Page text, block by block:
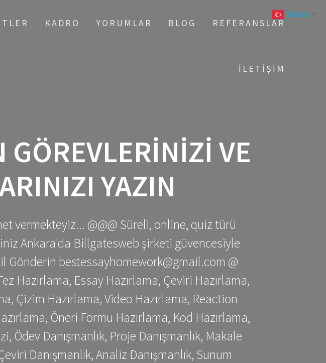
KADRO YORUMLAR BLOG REFERANSLAR
İLETIŞIM
GÖREVLERINIZI VE
YAZIN
vermekteyiz... @@@ Süreli, online, quiz türü
Ankara'da Billgatesweb şirketi güvencesiyle
Gönderin bestessayhomework@gmail.com @
Hazırlama, Essay Hazırlama, Çeviri Hazırlama,
Çizim Hazırlama, Video Hazırlama, Reaction
Öneri Formu Hazırlama, Kod Hazırlama,
Ödev Danışmanlık, Proje Danışmanlık, Makale
Danışmanlık, Analiz Danışmanlık, Sunum
Turkish ▼